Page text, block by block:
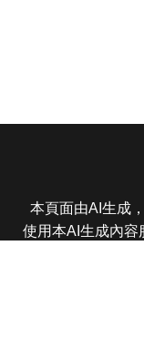
本頁面由AI生成
使用本AI生成內容